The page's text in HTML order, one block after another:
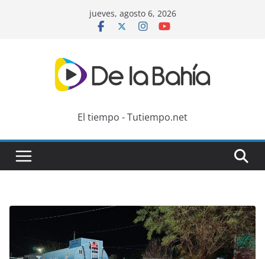
jueves, agosto 6, 2026
El tiempo - Tutiempo.net